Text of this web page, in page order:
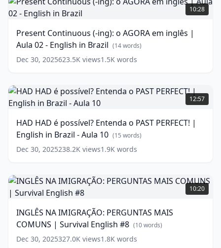
|
Tiago
e
o
do
words)
Continuous
(-
o
AGORA
em
inglês
Aula
02
-
in
Brazil (14
10:28
Present Continuous (-ing): o AGORA em inglês |
Aula 02 - English in Brazil (14words)
Dec 30, 2025623.5K views1.5K words
HAD
HAD
é
Entenda
o
PAST
PERFECT!
English
in
Brazil
Aula
10 (15
12:57
HAD HAD é possível? Entenda o PAST PERFECT! |
English in Brazil - Aula 10 (15 words)
Dec 30, 2025238.2K views1.9K words
INGLÊS
NA
IMIGRAÇÃO:
PERGUNTAS
MAIS
COMUNS
|
Survival
10:20
INGLÊS NA IMIGRAÇÃO: PERGUNTAS MAIS
COMUNS | Survival English #8 (10words)
Dec 30, 2025327.0K views1.8K words